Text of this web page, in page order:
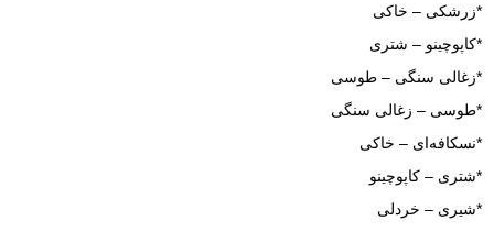
*زرشکی – خاکی
*کاپوچینو – شتری
*زغالی سنگی – طوسی
*طوسی – زغالی سنگی
*نسکافه‌ای – خاکی
*شتری – کاپوچینو
*شیری – خردلی